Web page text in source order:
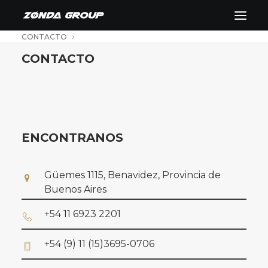
CONTACTO
CONTACTO
ENCONTRANOS
Güemes 1115, Benavidez, Provincia de
Buenos Aires
+54 11 6923 2201
+54 (9) 11 (15)3695-0706